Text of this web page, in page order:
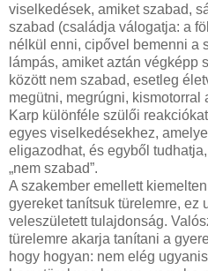
viselkedések, amiket szabad,
szabad (családja válogatja: a
nélkül enni, cipővel bemenni a
lámpás, amiket aztán végképp
között nem szabad, esetleg
megütni, megrúgni, kismotorral
Karp különféle szülői
egyes viselkedésekhez,
eligazodhat, és egyből
„nem szabad”.
A szakember emellett
gyereket tanítsuk türelemre, ez
veleszületett tulajdonság.
türelemre akarja tanítani a
hogy hogyan: nem elég